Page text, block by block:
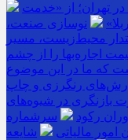
در تهران؛ از «خدمت
نوسازی صنعت،
محیط‌زیست، مسیر
اجاره‌بها را از چشم
که ما در این موضوع
رنگرزی و چاپ
بازنگری در شیوه‌های
رکود
سرشماره «MALIAT»
مالیاتی
شایعه